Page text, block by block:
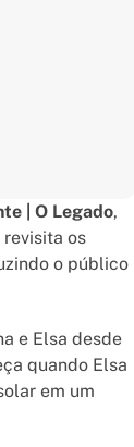
| O Legado,
revisita os
o público
e Elsa desde
quando Elsa
em um